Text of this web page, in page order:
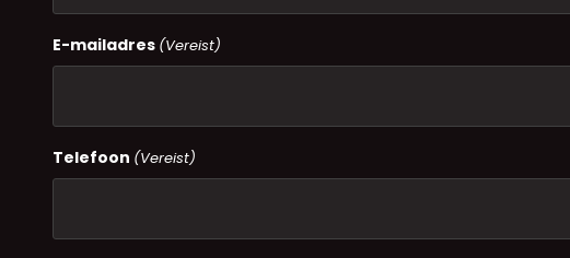
E-mailadres (Vereist)
Telefoon (Vereist)